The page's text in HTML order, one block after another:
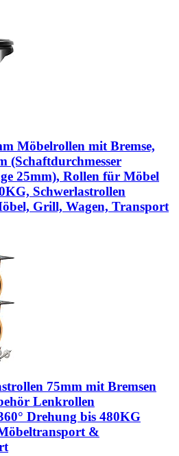
Möbelrollen mit Bremse,
(Schaftdurchmesser
25mm), Rollen für Möbel
Schwerlastrollen
Grill, Wagen, Transport
75mm mit Bremsen
Lenkrollen
Drehung bis 480KG
&